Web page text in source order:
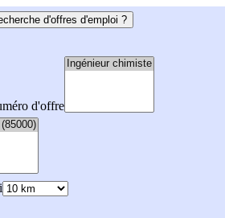
d'offres d'emploi ?
d'offre